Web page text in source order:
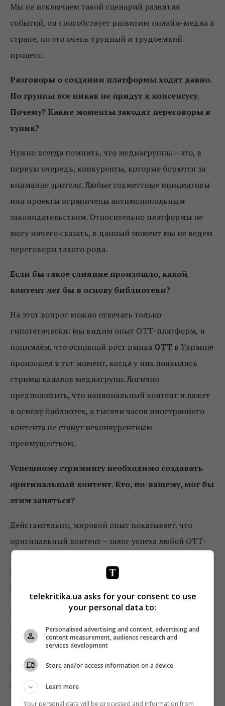
Мы не исключаем такой сценарий развития
событий, он способствует развитию онлайн-медиа в
стране, но это очень трудный и трудоемкий
процесс.
Разговоры о создании платформы ходят давно.
Но группы все никак не придут к консенсусу.
Почему? Какие моменты заводят переговоры в
тупик?
Нужно всегда помнить, что медиагруппы – это, в
первую очередь, конкуренты, которые борются за
внимание зрителя. Любые совместные инициативы
или проекты ограничены антимонопольным
законодательством. Относительно платформы не
могу ничего сказать, в данный момент мы не ведем
переговоры такого рода.
Если бы такое слияние произошло, какой
контент лег бы в основу библиотеки?
На этот вопрос можно отвечать только
гипотетически: мы видим опыт ОТТ-платформ, и
понимаем, что основной рост рынка ОТТ в Украине
произошел в тот момент, когда у них появились
стримы каналов медиагрупп. Логично
предположить, что национальный контент и ляжет
в основу библиотек, а тысячи часов иностранного
контента не станут неконкурентным
преимуществом.
Успешному стримингу необходимо создавать
оригинальный контент. Кто, по-вашему, мог бы
этим заняться?
Действительно, мировой опыт показывает, что
оригинальный контент – залог успеха любой ОТТ-
платформы. Если мы рассматриваем гипотезу
создания единой платформы, то к ней нужно
относиться как отдельному субъекту хозяйственной
деятельности, а в таком случае эта платформа
должна производить оригинальный и интересный
контент. В Украине много сильных продакшенов,
которые могут это делать. К примеру, Группа
Starlight Media создала продюсерский центр
Starlight Originals
разработка эксклюзивного контента для крупных
telekritika.ua asks for your consent to use
your personal data to:
Personalised advertising and content, advertising and
content measurement, audience research and
services development
Store and/or access information on a device
Learn more
Your personal data will be processed and information from